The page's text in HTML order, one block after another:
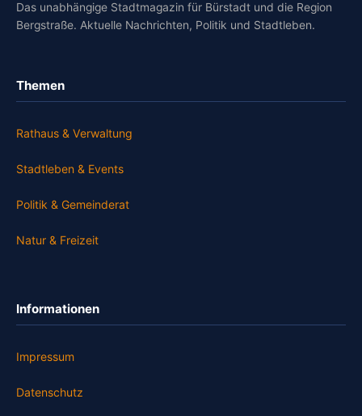
Das unabhängige Stadtmagazin für Bürstadt und die Region
Bergstraße. Aktuelle Nachrichten, Politik und Stadtleben.
Themen
Rathaus & Verwaltung
Stadtleben & Events
Politik & Gemeinderat
Natur & Freizeit
Informationen
Impressum
Datenschutz